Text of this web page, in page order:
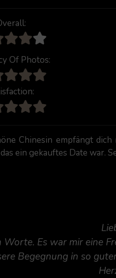
Of Photos:
Chinesin empfängt
ein gekauftes Date war.
Worte. Es war mir eine
Begegnung in so